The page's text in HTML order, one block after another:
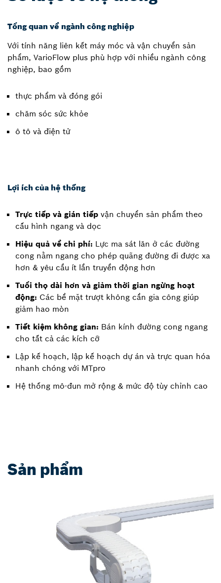
Tổng quan về ngành công nghiệp
Với tính năng liên kết máy móc và vận chuyển sản
phẩm, VarioFlow plus phù hợp với nhiều ngành công
nghiệp, bao gồm
thực phẩm và đóng gói
chăm sóc sức khỏe
ô tô và điện tử
Lợi ích của hệ thống
Trực tiếp và gián tiếp vận chuyển sản phẩm theo
cấu hình ngang và dọc
Hiệu quả về chi phí: Lực ma sát lăn ở các đường
cong nằm ngang cho phép quãng đường đi được xa
hơn & yêu cầu ít lần truyền động hơn
Tuổi thọ dài hơn và giảm thời gian ngừng hoạt
động: Các bề mặt trượt không cần gia công giúp
giảm hao mòn
Tiết kiệm không gian: Bán kính đường cong ngang
cho tất cả các kích cỡ
Lập kế hoạch, lập kế hoạch dự án và trực quan hóa
nhanh chóng với MTpro
Hệ thống mô-đun mở rộng & mức độ tùy chỉnh cao
Sản phẩm